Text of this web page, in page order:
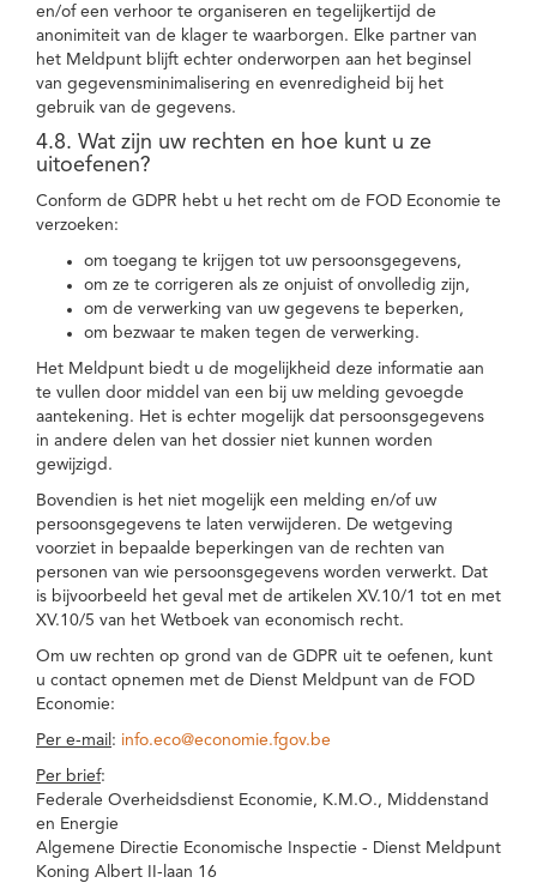
en/of een verhoor te organiseren en tegelijkertijd de
anonimiteit van de klager te waarborgen. Elke partner van
het Meldpunt blijft echter onderworpen aan het beginsel
van gegevensminimalisering en evenredigheid bij het
gebruik van de gegevens.
4.8. Wat zijn uw rechten en hoe kunt u ze
uitoefenen?
Conform de GDPR hebt u het recht om de FOD Economie te
verzoeken:
om toegang te krijgen tot uw persoonsgegevens,
om ze te corrigeren als ze onjuist of onvolledig zijn,
om de verwerking van uw gegevens te beperken,
om bezwaar te maken tegen de verwerking.
Het Meldpunt biedt u de mogelijkheid deze informatie aan
te vullen door middel van een bij uw melding gevoegde
aantekening. Het is echter mogelijk dat persoonsgegevens
in andere delen van het dossier niet kunnen worden
gewijzigd.
Bovendien is het niet mogelijk een melding en/of uw
persoonsgegevens te laten verwijderen. De wetgeving
voorziet in bepaalde beperkingen van de rechten van
personen van wie persoonsgegevens worden verwerkt. Dat
is bijvoorbeeld het geval met de artikelen XV.10/1 tot en met
XV.10/5 van het Wetboek van economisch recht.
Om uw rechten op grond van de GDPR uit te oefenen, kunt
u contact opnemen met de Dienst Meldpunt van de FOD
Economie:
Per e-mail : info.eco@economie.fgov.be
Per brief:
Federale Overheidsdienst Economie, K.M.O., Middenstand
en Energie
Algemene Directie Economische Inspectie - Dienst Meldpunt
Koning Albert II-laan 16